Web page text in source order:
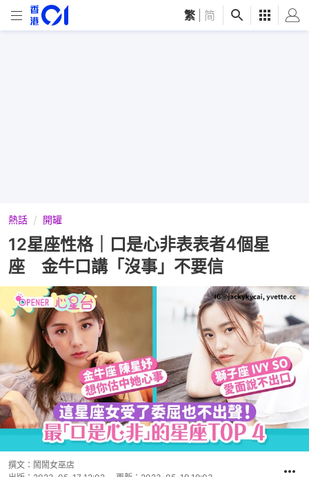
繁 简
熱話 開罐
12星座性格｜口是心非表表者4個星
座 金牛口講「沒事」不要信
撰文： 鬧鬧女巫店